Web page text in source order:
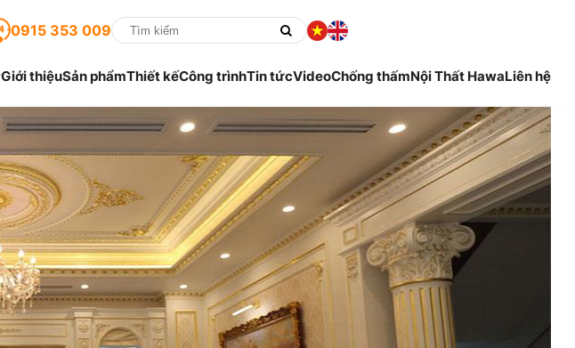
0915 353 009
Giới thiệuSản phẩmThiết kếCông trìnhTin tứcVideoChống thấmNội Thất HawaLiên hệ